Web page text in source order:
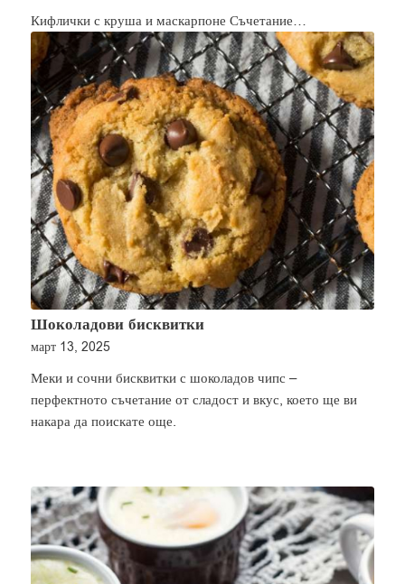
Кифлички с круша и маскарпоне Съчетание…
Шоколадови бисквитки
март 13, 2025
Меки и сочни бисквитки с шоколадов чипс –
перфектното съчетание от сладост и вкус, което ще ви
накара да поискате още.